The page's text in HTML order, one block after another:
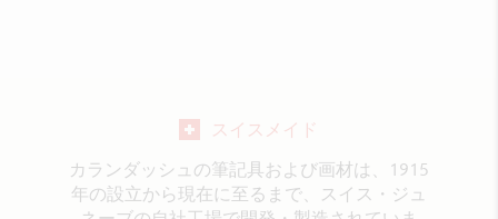
スイスメイド
カランダッシュの筆記具および画材は、1915
年の設立から現在に至るまで、スイス・ジュ